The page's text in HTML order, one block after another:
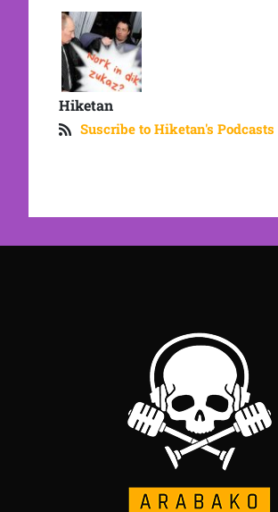
Hiketan
Suscribe to Hiketan's Podcasts